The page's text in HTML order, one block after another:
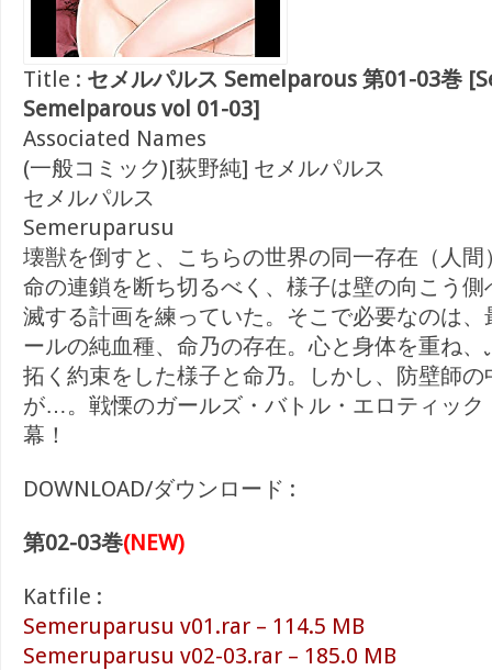
Title : セメルパルス Semelparous 第01-03巻
Semelparous vol 01-03]
Associated Names
(一般コミック)[荻野純] セメルパルス
セメルパルス
Semeruparusu
壊獣を倒すと、こちらの世界の同一存在（人
命の連鎖を断ち切るべく、様子は壁の向こう
滅する計画を練っていた。そこで必要なのは
ールの純血種、命乃の存在。心と身体を重ね
拓く約束をした様子と命乃。しかし、防壁師
が…。戦慄のガールズ・バトル・エロティック
幕！
DOWNLOAD/ダウンロード :
第02-03巻(NEW)
Katfile :
Semeruparusu v01.rar – 114.5 MB
Semeruparusu v02-03.rar – 185.0 MB